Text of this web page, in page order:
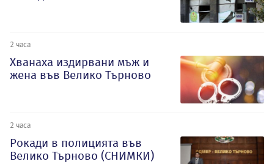
2 часа
Хванаха издирвани мъж и
жена във Велико Търново
2 часа
Рокади в полицията във
Велико Търново (СНИМКИ)